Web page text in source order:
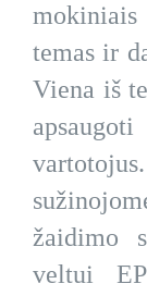
temas ir
Viena iš
žaidimo
veltui